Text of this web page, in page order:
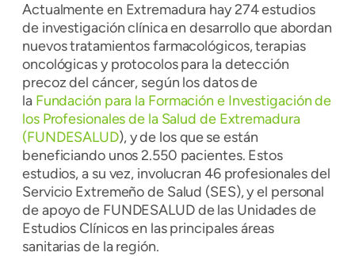
Actualmente en Extremadura hay 274 estudios
de investigación clínica en desarrollo que abordan
nuevos tratamientos farmacológicos, terapias
oncológicas y protocolos para la detección
precoz del cáncer, según los datos de
la Fundación para la Formación e Investigación de
los Profesionales de la Salud de Extremadura
(FUNDESALUD), y de los que se están
beneficiando unos 2.550 pacientes. Estos
estudios, a su vez, involucran 46 profesionales del
Servicio Extremeño de Salud (SES), y el personal
de apoyo de FUNDESALUD de las Unidades de
Estudios Clínicos en las principales áreas
sanitarias de la región.